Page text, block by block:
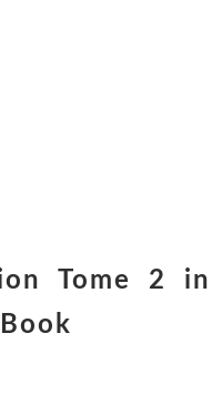
Tome 2 in